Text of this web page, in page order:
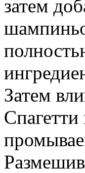
затем
Затем
Спагетти